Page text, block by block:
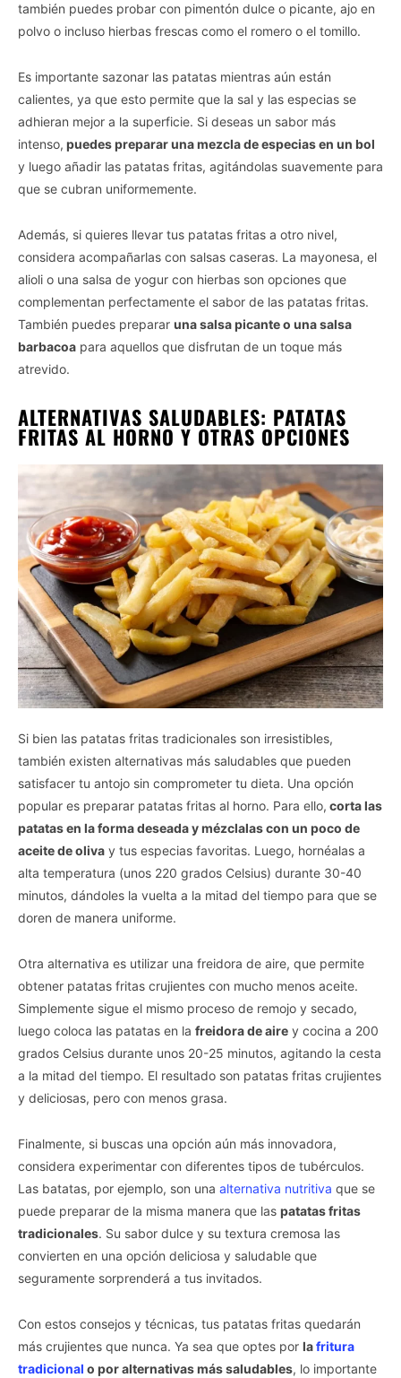
también puedes probar con pimentón dulce o picante, ajo en
polvo o incluso hierbas frescas como el romero o el tomillo.
Es importante sazonar las patatas mientras aún están
calientes, ya que esto permite que la sal y las especias se
adhieran mejor a la superficie. Si deseas un sabor más
intenso, puedes preparar una mezcla de especias en un bol
y luego añadir las patatas fritas, agitándolas suavemente para
que se cubran uniformemente.
Además, si quieres llevar tus patatas fritas a otro nivel,
considera acompañarlas con salsas caseras. La mayonesa, el
alioli o una salsa de yogur con hierbas son opciones que
complementan perfectamente el sabor de las patatas fritas.
También puedes preparar una salsa picante o una salsa
barbacoa para aquellos que disfrutan de un toque más
atrevido.
ALTERNATIVAS SALUDABLES: PATATAS
FRITAS AL HORNO Y OTRAS OPCIONES
Si bien las patatas fritas tradicionales son irresistibles,
también existen alternativas más saludables que pueden
satisfacer tu antojo sin comprometer tu dieta. Una opción
popular es preparar patatas fritas al horno. Para ello, corta las
patatas en la forma deseada y mézclalas con un poco de
aceite de oliva y tus especias favoritas. Luego, hornéalas a
alta temperatura (unos 220 grados Celsius) durante 30-40
minutos, dándoles la vuelta a la mitad del tiempo para que se
doren de manera uniforme.
Otra alternativa es utilizar una freidora de aire, que permite
obtener patatas fritas crujientes con mucho menos aceite.
Simplemente sigue el mismo proceso de remojo y secado,
luego coloca las patatas en la freidora de aire y cocina a 200
grados Celsius durante unos 20-25 minutos, agitando la cesta
a la mitad del tiempo. El resultado son patatas fritas crujientes
y deliciosas, pero con menos grasa.
Finalmente, si buscas una opción aún más innovadora,
considera experimentar con diferentes tipos de tubérculos.
Las batatas, por ejemplo, son una alternativa nutritiva que se
puede preparar de la misma manera que las patatas fritas
tradicionales. Su sabor dulce y su textura cremosa las
convierten en una opción deliciosa y saludable que
seguramente sorprenderá a tus invitados.
Con estos consejos y técnicas, tus patatas fritas quedarán
más crujientes que nunca. Ya sea que optes por lafritura
tradicional o por alternativas más saludables, lo importante